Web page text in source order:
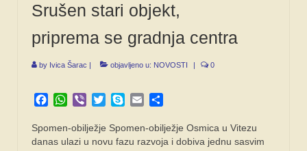
Srušen stari objekt,
priprema se gradnja centra
by Ivica Šarac objavljeno u: NOVOSTI 0
Facebook
WhatsApp
Viber TwitterSkypeEmail
Spomen-obilježje Spomen-obilježje Osmica u Vitezu
danas ulazi u novu fazu razvoja i dobiva jednu sasvim